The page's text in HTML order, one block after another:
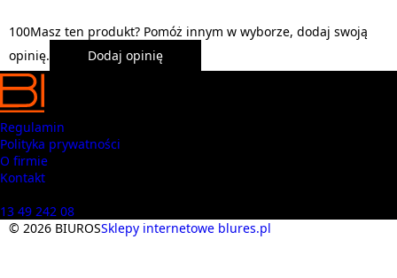
100Masz ten produkt? Pomóż innym w wyborze, dodaj swoją
opinię.
Dodaj opinię
Regulamin
Polityka prywatności
O firmie
Kontakt
13 49 242 08
© 2026 BIUROSSklepy internetowe blures.pl